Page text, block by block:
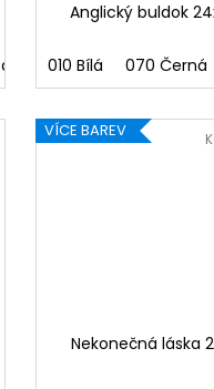
anglicky francouzsky
Anglický buldok
010 Bílá 070 Černá
VÍCE BAREV
Nekonečná láska